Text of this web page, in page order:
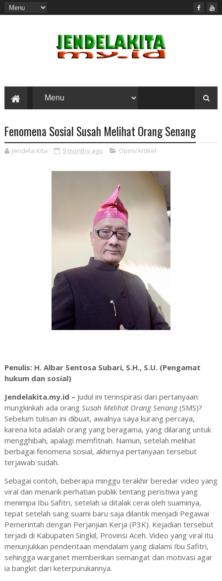
Fenomena Sosial Susah Melihat Orang Senang
Jendela Kita 9 months ago Opini/Artikel
Penulis: H. Albar Sentosa Subari, S.H., S.U. (Pengamat
hukum dan sosial)
Jendelakita.my.id – Judul ini terinspirasi dari pertanyaan:
mungkinkah ada orang Susah Melihat Orang Senang(SMS)?
Sebelum tulisan ini dibuat, awalnya saya kurang percaya,
karena kita adalah orang yang beragama, yang dilarang untuk
mengghibah, apalagi memfitnah. Namun, setelah melihat
berbagai fenomena sosial, akhirnya pertanyaan tersebut
terjawab sudah.
Sebagai contoh, beberapa minggu terakhir beredar video yang
viral dan menarik perhatian publik tentang peristiwa yang
menimpa Ibu Safitri, setelah ia ditalak cerai oleh suaminya,
tepat setelah sang suami baru saja dilantik menjadi Pegawai
Pemerintah dengan Perjanjian Kerja (P3K). Kejadian tersebut
terjadi di Kabupaten Singkil, Provinsi Aceh. Video yang viral itu
menunjukkan penderitaan mendalam yang dialami Ibu Safitri,
sehingga warganet memberikan semangat dan motivasi agar
ia bangkit dari keterpurukannya.